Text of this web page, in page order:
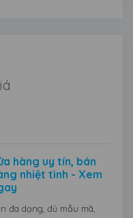
hàng uy tín, bán
nhiệt tình - Xem
đa dạng, đủ mẫu mã,